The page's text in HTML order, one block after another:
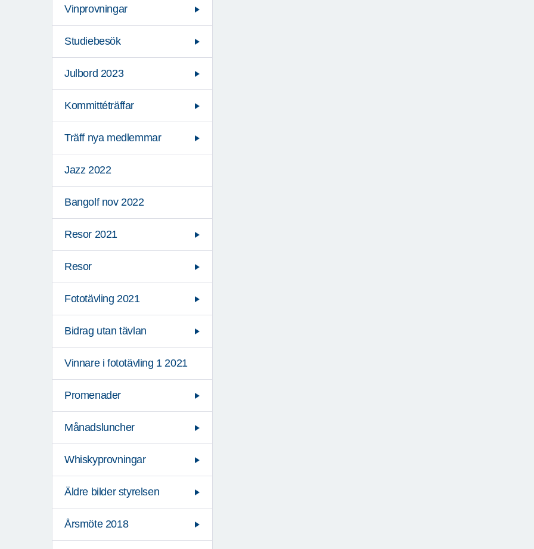
Vinprovningar
Studiebesök
Julbord 2023
Kommittéträffar
Träff nya medlemmar
Jazz 2022
Bangolf nov 2022
Resor 2021
Resor
Fototävling 2021
Bidrag utan tävlan
Vinnare i fototävling 1 2021
Promenader
Månadsluncher
Whiskyprovningar
Äldre bilder styrelsen
Årsmöte 2018